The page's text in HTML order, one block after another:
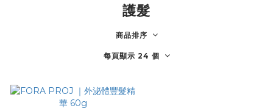
零油光UV防曬乳 ➌滿３２９９贈▸保濕亮顏卸妝膏
護髮
商品排序
每頁顯示 24 個